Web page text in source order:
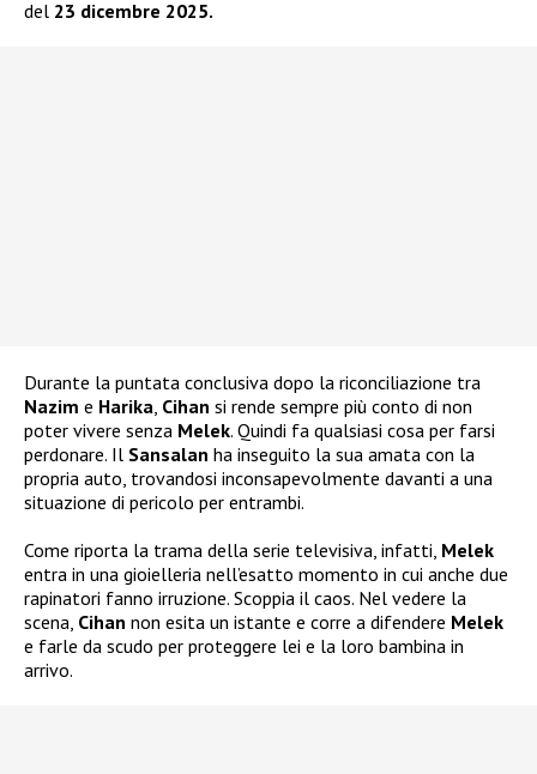
del 23 dicembre 2025.
Durante la puntata conclusiva dopo la riconciliazione tra
Nazim e Harika, Cihan si rende sempre più conto di non
poter vivere senza Melek. Quindi fa qualsiasi cosa per farsi
perdonare. Il Sansalan ha inseguito la sua amata con la
propria auto, trovandosi inconsapevolmente davanti a una
situazione di pericolo per entrambi.
Come riporta la trama della serie televisiva, infatti, Melek
entra in una gioielleria nell’esatto momento in cui anche due
rapinatori fanno irruzione. Scoppia il caos. Nel vedere la
scena, Cihan non esita un istante e corre a difendere Melek
e farle da scudo per proteggere lei e la loro bambina in
arrivo.